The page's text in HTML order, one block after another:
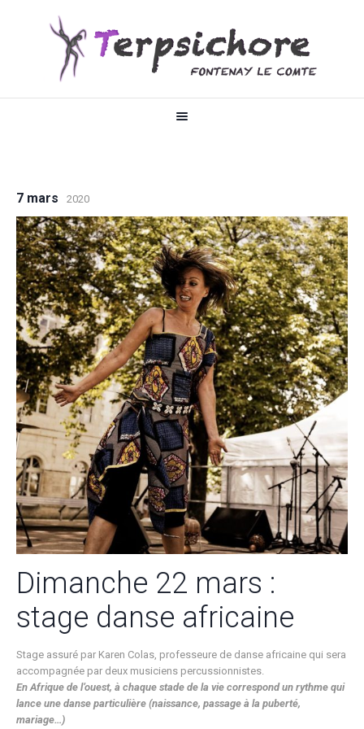
7 mars 2020
Dimanche 22 mars :
stage danse africaine
Stage assuré par Karen Colas, professeure de danse africaine qui sera
accompagnée par deux musiciens percussionnistes.
En Afrique de l’ouest, à chaque stade de la vie correspond un rythme qui
lance une danse particulière (naissance, passage à la puberté,
mariage…)